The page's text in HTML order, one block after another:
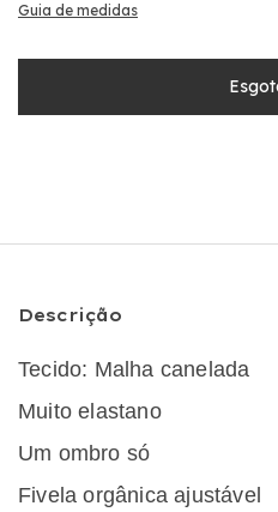
Guia de medidas
Descrição
Tecido: Malha canelada
Muito elastano
Um ombro só
Fivela orgânica ajustável